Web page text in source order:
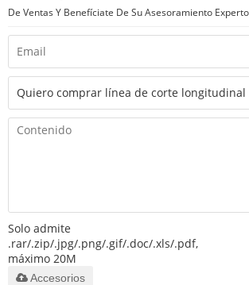
De Ventas Y Benefíciate De Su Asesoramiento
Solo admite
.rar/.zip/.jpg/.png/.gif/.doc/.xls/.pdf,
máximo 20M
Accesorios